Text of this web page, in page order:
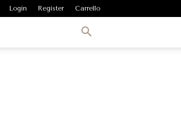
Login Register Carrello